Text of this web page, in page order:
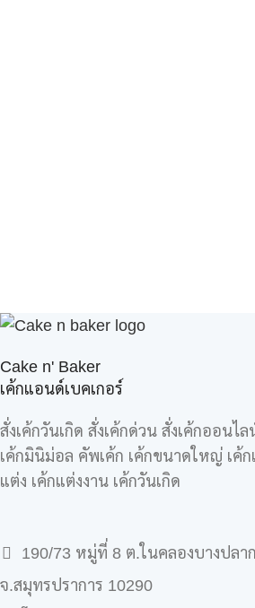
Cake n' Baker
เค้กแอนด์เบคเกอร์
สั่งเค้กวันเกิด สั่งเค้กด่วน สั่งเค้กออนไ
เค้กมินิม่อล คัพเค้ก เค้กขนาดใหญ่ เค้ก
แต่ง เค้กแต่งงาน เค้กวันเกิด
190/73 หมู่ที่ 8 ต.ในคลองบางปลา
จ.สมุทรปราการ 10290